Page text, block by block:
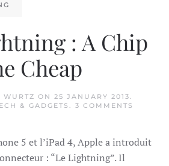
: A Chip
Cheap
WURTZ ON 25 JANUARY 2013.
& GADGETS . 3 COMMENTS
A
5 et l’iPad 4, Apple a introduit
: “Le Lightning”. Il